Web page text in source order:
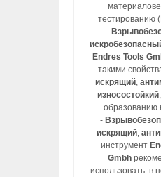
тестированию
-
Endres Tools
такими
искрящий,
износостойкий
образованию
-
искрящий,
инструмент
Gmbh
использовать: в